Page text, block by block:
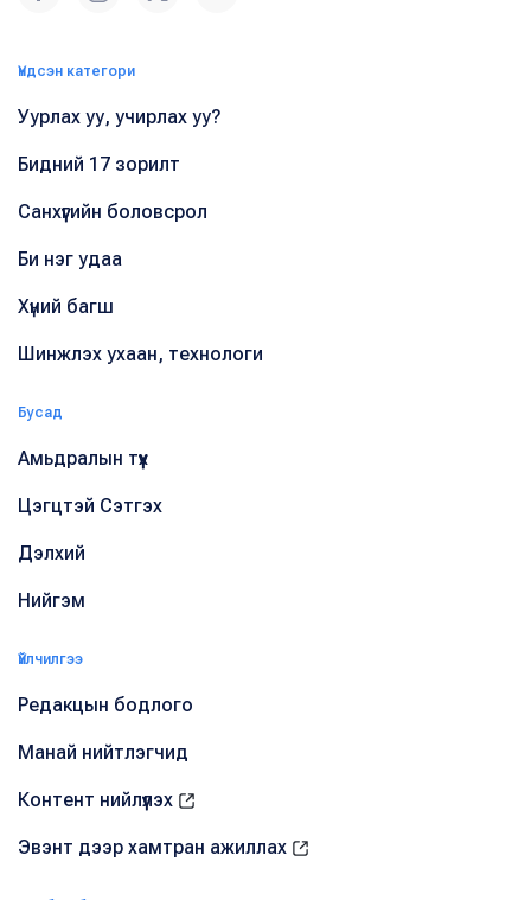
Үндсэн категори
Уурлах уу, учирлах уу?
Бидний 17 зорилт
Санхүүгийн боловсрол
Би нэг удаа
Хүний багш
Шинжлэх ухаан, технологи
Бусад
Амьдралын түүх
Цэгцтэй Сэтгэх
Дэлхий
Нийгэм
Үйлчилгээ
Редакцын бодлого
Манай нийтлэгчид
Контент нийлүүлэх
Эвэнт дээр хамтран ажиллах